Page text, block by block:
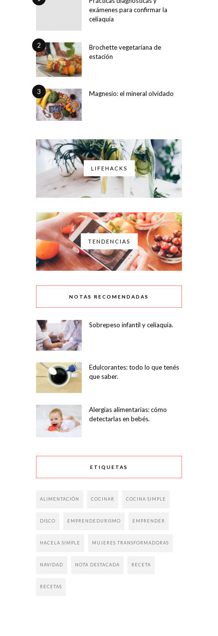
exámenes para confirmar la
celiaquía
2
Brochette vegetariana de
estación
3 Magnesio: el mineral olvidado
LIFEHACKS
TENDENCIAS
NOTAS RECOMENDADAS
Sobrepeso infantil y celiaquía.
Edulcorantes: todo lo que tenés
que saber.
Alergias alimentarias: cómo
detectarlas en bebés.
ETIQUETAS
ALIMENTACIÓN COCINAR COCINA SIMPLE
DISCO EMPRENDEDURISMO EMPRENDER
HACELA SIMPLE MUJERES TRANSFORMADORAS
NAVIDAD NOTA DESTACADA RECETA
RECETAS